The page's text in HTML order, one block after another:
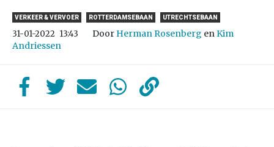
VERKEER & VERVOER ROTTERDAMSEBAAN UTRECHTSEBAAN
31-01-2022 13:43 Door Herman Rosenberg enKim
Andriessen